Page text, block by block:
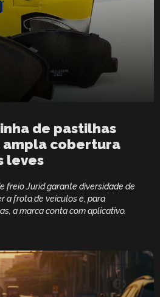
de pastilhas
ampla cobertura
leves
freio Jurid garante diversidade de
a frota de veículos e, para
a marca conta com aplicativo.